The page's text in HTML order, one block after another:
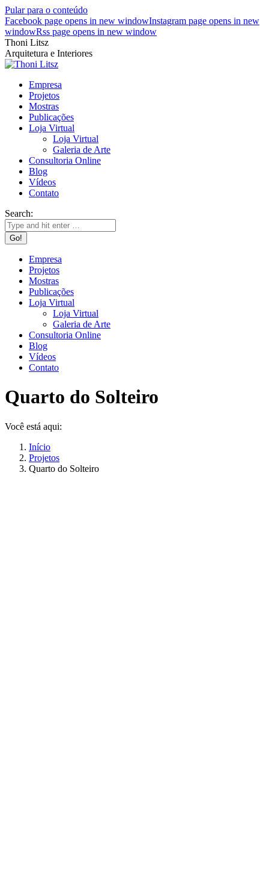
Pular para o conteúdo
Facebook page opens in new windowInstagram page opens in new
windowRss page opens in new window
Thoni Litsz
Arquitetura e Interiores
Empresa
Projetos
Mostras
Publicações
Loja Virtual
Loja Virtual
Galeria de Arte
Consultoria Online
Blog
Vídeos
Contato
Search:
Empresa
Projetos
Mostras
Publicações
Loja Virtual
Loja Virtual
Galeria de Arte
Consultoria Online
Blog
Vídeos
Contato
Quarto do Solteiro
Você está aqui:
Início
Projetos
Quarto do Solteiro